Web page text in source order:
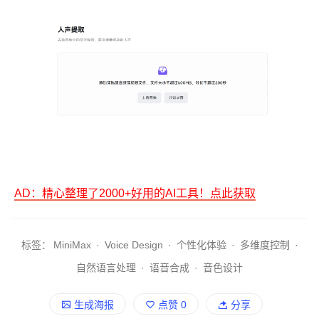
AD：精心整理了2000+好用的AI工具！点此获取
标签： MiniMax · Voice Design · 个性化体验 · 多维度控制
·
自然语言处理 · 语音合成 · 音色设计
生成海报 点赞 0 分享